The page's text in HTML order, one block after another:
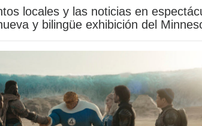
locales y las noticias en
y bilingüe exhibición del